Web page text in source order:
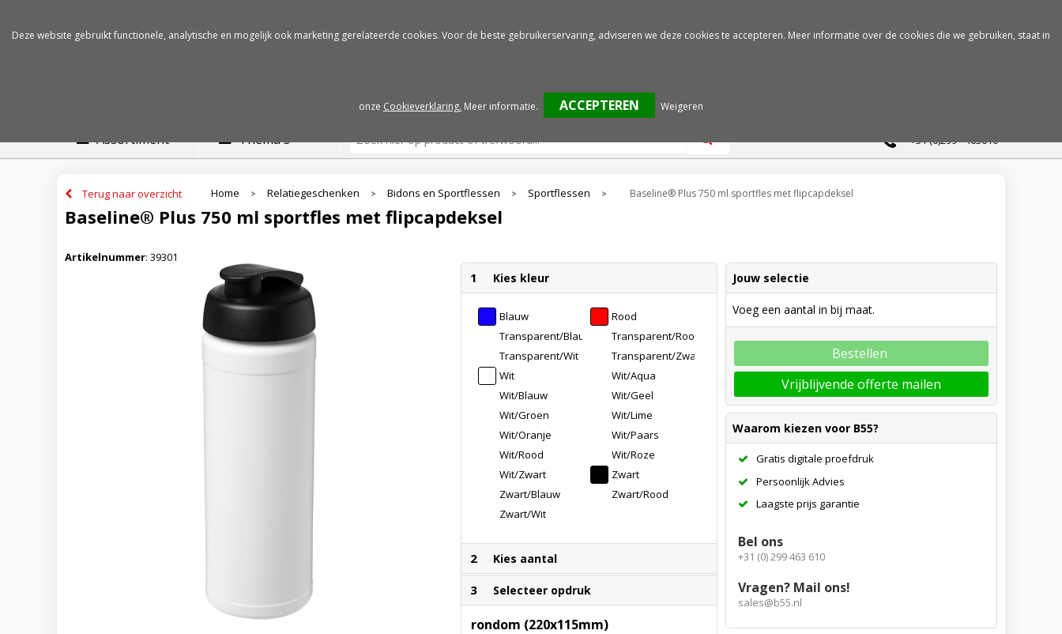
Assortiment Thema's +31 (0)299 - 463610
Terug naar overzicht Home > Relatiegeschenken > Bidons en Sportflessen > Sportflessen > Baseline® Plus 750 ml sportfles met flipcapdeksel
Baseline® Plus 750 ml sportfles met flipcapdeksel
Artikelnummer: 39301
1 Kies kleur
Blauw
Rood
Transparent/Blauw
Transparent/Rood
Transparent/Wit
Transparent/Zwart
Wit
Wit/Aqua
Wit/Blauw
Wit/Geel
Wit/Groen
Wit/Lime
Wit/Oranje
Wit/Paars
Wit/Rood
Wit/Roze
Wit/Zwart
Zwart
Zwart/Blauw
Zwart/Rood
Zwart/Wit
2 Kies aantal
3 Selecteer opdruk
rondom (220x115mm)
Jouw selectie
Voeg een aantal in bij maat.
Bestellen
Vrijblijvende offerte mailen
Waarom kiezen voor B55?
Gratis digitale proefdruk
Persoonlijk Advies
Laagste prijs garantie
Bel ons
+31 (0) 299 463 610
Vragen? Mail ons!
sales@b55.nl
Deze website gebruikt functionele, analytische en mogelijk ook marketing gerelateerde cookies. Voor de beste gebruikerservaring, adviseren we deze cookies te accepteren. Meer informatie over de cookies die we gebruiken, staat in
onze Cookieverklaring. Meer informatie. Weigeren